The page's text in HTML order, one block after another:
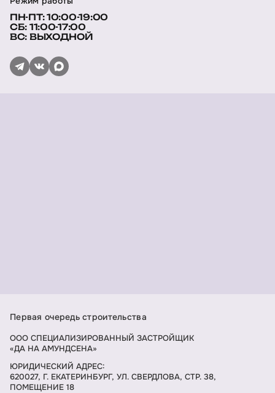
ПН-ПТ: 10:00-19:00
СБ: 11:00-17:00
ВС: ВЫХОДНОЙ
Первая очередь строительства
ООО СПЕЦИАЛИЗИРОВАННЫЙ ЗАСТРОЙЩИК
«ДА НА АМУНДСЕНА»
ЮРИДИЧЕСКИЙ АДРЕС:
620027, Г. ЕКАТЕРИНБУРГ, УЛ. СВЕРДЛОВА, СТР. 38,
ПОМЕЩЕНИЕ 18